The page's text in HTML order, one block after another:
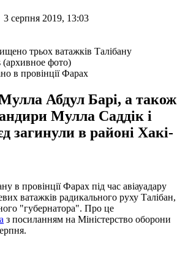
серпня 2019, 13:03
(архивное фото)
в провінції Фарах
Абдул Барі, а також
Мулла Саддік і
загинули в районі Хакі-
в провінції Фарах під час авіауадару
ватажків радикального руху Талібан,
"губернатора". Про це
з посиланням на Міністерство оборони